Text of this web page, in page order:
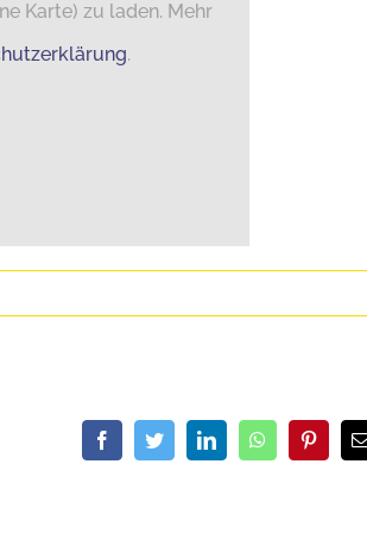
Karte) zu laden. Mehr
.
FacebookTwitterLinkedInWhatsApp